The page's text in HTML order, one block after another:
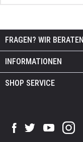
FRAGEN? WIR
INFORMATIONEN
SHOP SERVICE